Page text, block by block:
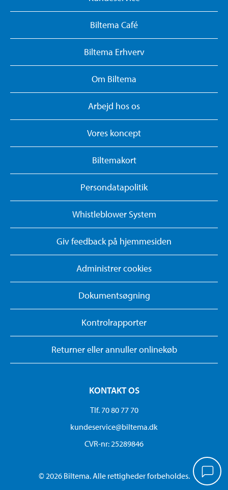
Biltema Café
Biltema Erhverv
Om Biltema
Arbejd hos os
Vores koncept
Biltemakort
Persondatapolitik
Whistleblower System
Giv feedback på hjemmesiden
Administrer cookies
Dokumentsøgning
Kontrolrapporter
Returner eller annuller onlinekøb
KONTAKT OS
Tlf. 70 80 77 70
kundeservice@biltema.dk
CVR-nr: 25289846
© 2026 Biltema. Alle rettigheder forbeholdes.